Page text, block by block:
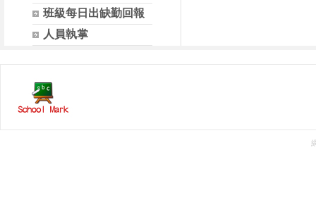
班級每日出缺勤回報
人員執掌